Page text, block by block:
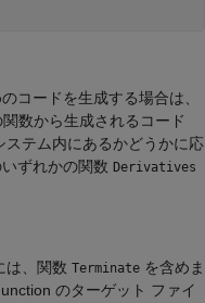
コードを生成する場合は、
数から生成されるコード
テム内にあるかどうかに応
ずれかの関数 Derivatives
は、関数 Terminate を含めま
のターゲット ファイ